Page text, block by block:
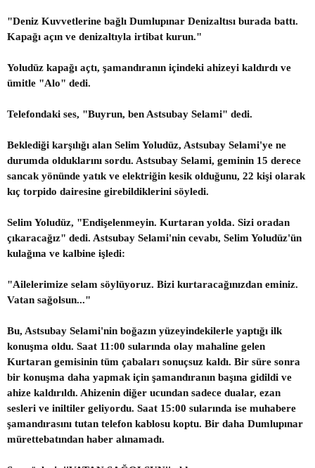
"Deniz Kuvvetlerine bağlı Dumlupınar Denizaltısı burada battı.
Kapağı açın ve denizaltıyla irtibat kurun."
Yoludüz kapağı açtı, şamandıranın içindeki ahizeyi kaldırdı ve
ümitle "Alo" dedi.
Telefondaki ses, "Buyrun, ben Astsubay Selami" dedi.
Beklediği karşılığı alan Selim Yoludüz, Astsubay Selami'ye ne
durumda olduklarını sordu. Astsubay Selami, geminin 15 derece
sancak yönünde yatık ve elektriğin kesik olduğunu, 22 kişi olarak
kıç torpido dairesine girebildiklerini söyledi.
Selim Yoludüz, "Endişelenmeyin. Kurtaran yolda. Sizi oradan
çıkaracağız" dedi. Astsubay Selami'nin cevabı, Selim Yoludüz'ün
kulağına ve kalbine işledi:
"Ailelerimize selam söylüyoruz. Bizi kurtaracağınızdan eminiz.
Vatan sağolsun..."
Bu, Astsubay Selami'nin boğazın yüzeyindekilerle yaptığı ilk
konuşma oldu. Saat 11:00 sularında olay mahaline gelen
Kurtaran gemisinin tüm çabaları sonuçsuz kaldı. Bir süre sonra
bir konuşma daha yapmak için şamandıranın başına gidildi ve
ahize kaldırıldı. Ahizenin diğer ucundan sadece dualar, ezan
sesleri ve iniltiler geliyordu. Saat 15:00 sularında ise muhabere
şamandırasını tutan telefon kablosu koptu. Bir daha Dumlupınar
mürettebatından haber alınamadı.